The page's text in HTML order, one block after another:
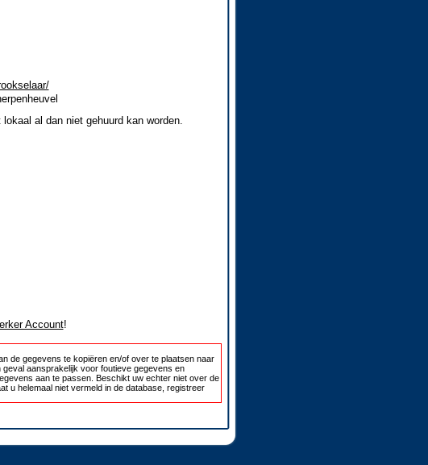
al dan niet gehuurd kan worden.
Account!
de gegevens te kopiëren en/of over te plaatsen naar
aansprakelijk voor foutieve gegevens en
aan te passen. Beschikt uw echter niet over de
u helemaal niet vermeld in de database, registreer